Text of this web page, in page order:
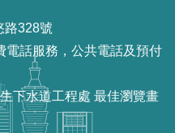
路328號
電話服務，公共電話及預付
下水道工程處 最佳瀏覽畫